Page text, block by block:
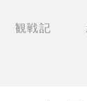
観戦記